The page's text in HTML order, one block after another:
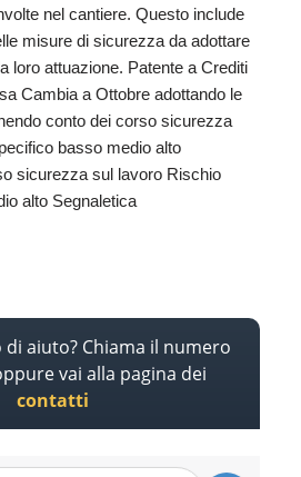
nel cantiere. Questo include
misure di sicurezza da adottare
loro attuazione. Patente a Crediti
Cambia a Ottobre adottando le
conto dei corso sicurezza
basso medio alto
sicurezza sul lavoro Rischio
alto Segnaletica
di aiuto? Chiama il numero
vai alla pagina dei
contatti